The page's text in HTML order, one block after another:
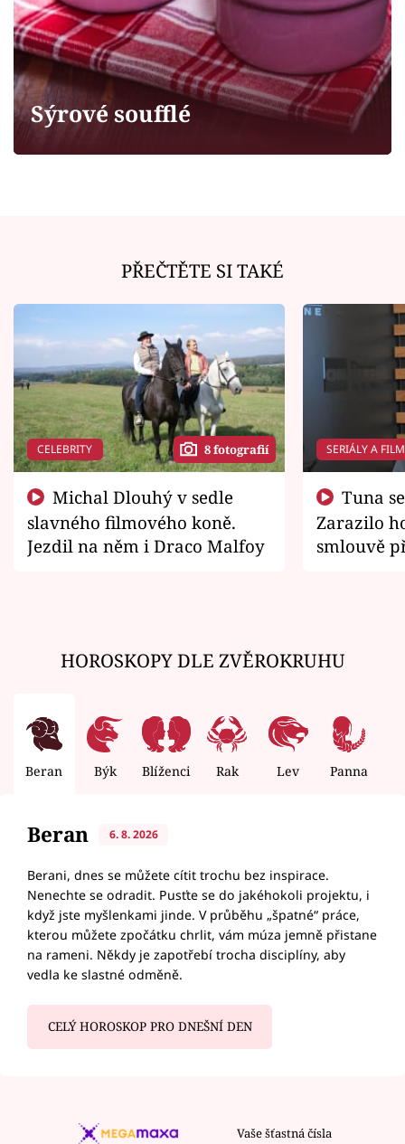
Sledujte prima+
Filmový festival Karlovy Vary
Sledujte nás
Sýrové soufflé
PŘEČTĚTE SI TAKÉ
CELEBRITY 8 fotografií
slavného filmového koně.
Jezdil na něm i Draco Malfoy
SERIÁLY A
Zarazilo
smlouvě
HOROSKOPY DLE ZVĚROKRUHU
Beran Býk Blíženci Rak Lev Panna
Beran 6. 8. 2026
Berani, dnes se můžete cítit trochu bez inspirace.
Nenechte se odradit. Pusťte se do jakéhokoli projektu, i
když jste myšlenkami jinde. V průběhu „špatné“ práce,
kterou můžete zpočátku chrlit, vám múza jemně přistane
na rameni. Někdy je zapotřebí trocha disciplíny, aby
vedla ke slastné odměně.
CELÝ HOROSKOP PRO DNEŠNÍ DEN
Vaše šťastná čísla